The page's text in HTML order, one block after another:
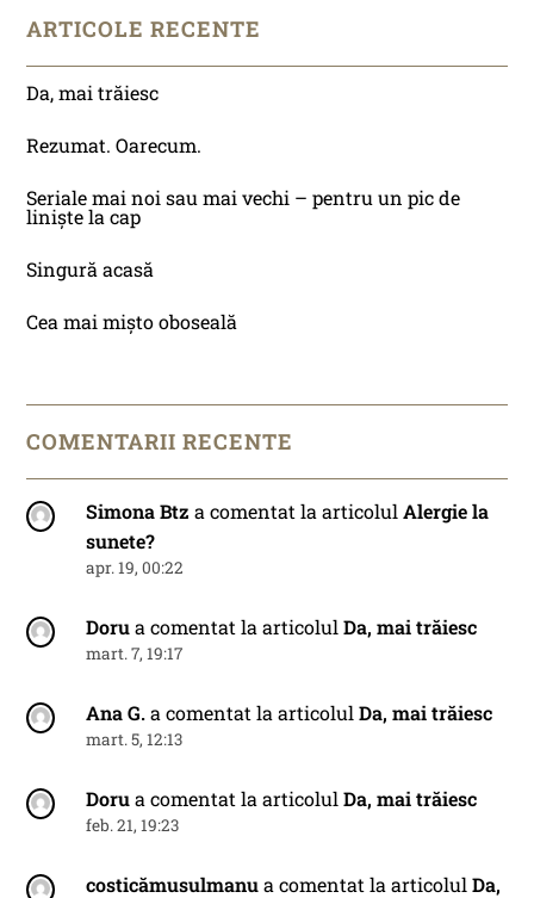
ARTICOLE RECENTE
Da, mai trăiesc
Rezumat. Oarecum.
Seriale mai noi sau mai vechi – pentru un pic de
liniște la cap
Singură acasă
Cea mai mișto oboseală
COMENTARII RECENTE
Simona Btz a comentat la articolulAlergie la
sunete?
apr. 19, 00:22
Dorua comentat la articolulDa, mai trăiesc
mart. 7, 19:17
Ana G.a comentat la articolulDa, mai trăiesc
mart. 5, 12:13
Dorua comentat la articolulDa, mai trăiesc
feb. 21, 19:23
costicămusulmanua comentat la articolulDa,